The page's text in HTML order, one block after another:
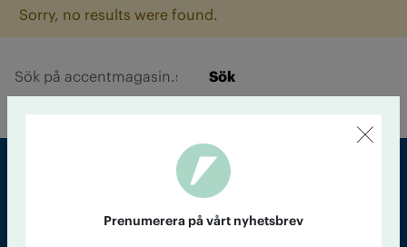
Sorry, no results were found.
Sök
Prenumerera på vårt nyhetsbrev